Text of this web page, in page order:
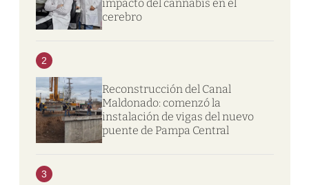
impacto del cannabis en el
cerebro
2
Reconstrucción del Canal
Maldonado: comenzó la
instalación de vigas del nuevo
puente de Pampa Central
3